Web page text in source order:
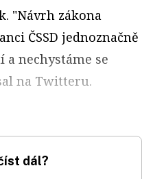
"Návrh zákona
ČSSD jednoznačně
nechystáme se
na Twitteru.
dál?